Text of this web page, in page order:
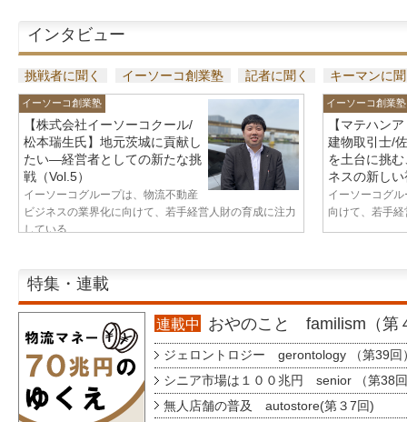
インタビュー
挑戦者に聞く イーソーコ創業塾 記者に聞く キーマンに
イーソーコ創業塾
【株式会社イーソーコクール/
松本瑞生氏】地元茨城に貢献し
たい—経営者としての新たな挑
戦（Vol.5）
イーソーコグループは、物流不動産
ビジネスの業界化に向けて、若手経営人財の育成に注力
している...
イーソーコ創業塾
【マテハン
建物取引士/
を土台に挑
ネスの新し
イーソーコグ
向けて、若手
特集・連載
連載中 おやのこと familism（第
ジェロントロジー gerontology （第39回
シニア市場は１００兆円 senior （第38
無人店舗の普及 autostore(第３7回)